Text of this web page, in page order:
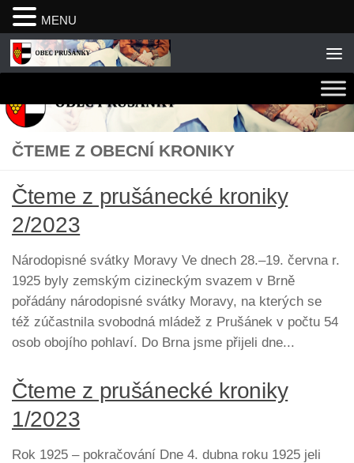
Skip to content
ČTEME Z OBECNÍ KRONIKY
Čteme z prušánecké kroniky
2/2023
Národopisné svátky Moravy Ve dnech 28.–19. června r.
1925 byly zemským cizineckým svazem v Brně
pořádány národopisné svátky Moravy, na kterých se
též zúčastnila svobodná mládež z Prušánek v počtu 54
osob obojího pohlaví. Do Brna jsme přijeli dne...
Čteme z prušánecké kroniky
1/2023
Rok 1925 – pokračování Dne 4. dubna roku 1925 jeli
MENU